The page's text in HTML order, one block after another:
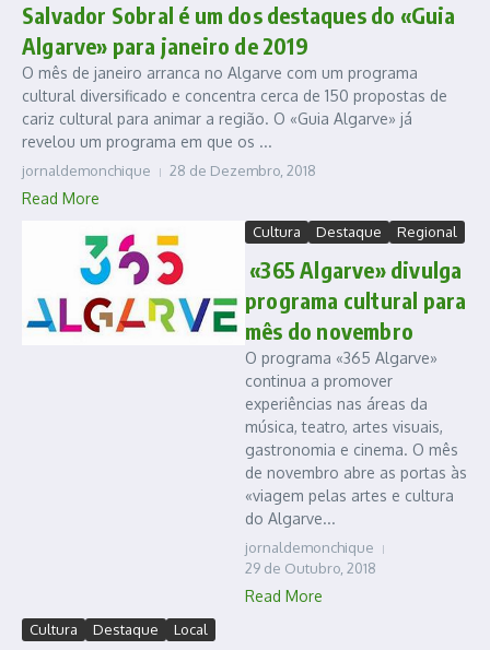
Salvador Sobral é um dos destaques do «Guia
Algarve» para janeiro de 2019
O mês de janeiro arranca no Algarve com um programa
cultural diversificado e concentra cerca de 150 propostas de
cariz cultural para animar a região. O «Guia Algarve» já
revelou um programa em que os ...
jornaldemonchique 28 de Dezembro, 2018
Read More
Cultura Destaque Regional
«365 Algarve» divulga
programa cultural para
mês do novembro
O programa «365 Algarve»
continua a promover
experiências nas áreas da
música, teatro, artes visuais,
gastronomia e cinema. O mês
de novembro abre as portas às
«viagem pelas artes e cultura
do Algarve...
jornaldemonchique
29 de Outubro, 2018
Read More
Cultura Destaque Local